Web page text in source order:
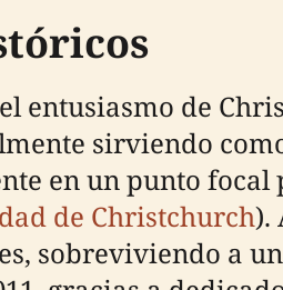
entusiasmo de
sirviendo
en un punto focal
de Christchurch).
sobreviviendo a